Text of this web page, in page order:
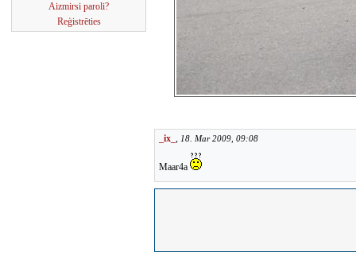
Aizmirsi paroli?
Reģistrēties
_ix_ , 18. Mar 2009, 09:08
Maar4a